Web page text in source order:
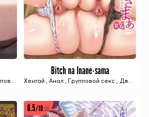
кожа/Загар
, Секс игрушки
секс ,Двойное проникновение, Учебное
4 ИЗ 4 СЕРИЙ
Bitch na Inane-sama
Хентай ,Анал Групповой секс Двойное проникновение
6.5/10☆